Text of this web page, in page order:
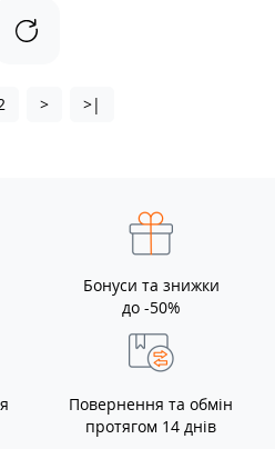
> >|
Бонуси та знижки
до -50%
Повернення та обмін
протягом 14 днів